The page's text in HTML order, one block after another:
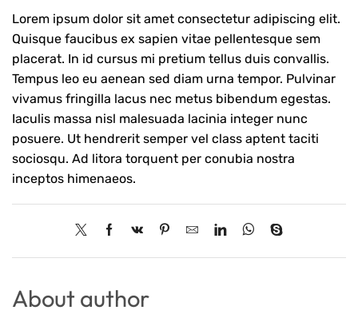
Lorem ipsum dolor sit amet consectetur adipiscing elit.
Quisque faucibus ex sapien vitae pellentesque sem
placerat. In id cursus mi pretium tellus duis convallis.
Tempus leo eu aenean sed diam urna tempor. Pulvinar
vivamus fringilla lacus nec metus bibendum egestas.
Iaculis massa nisl malesuada lacinia integer nunc
posuere. Ut hendrerit semper vel class aptent taciti
sociosqu. Ad litora torquent per conubia nostra
inceptos himenaeos.
About author